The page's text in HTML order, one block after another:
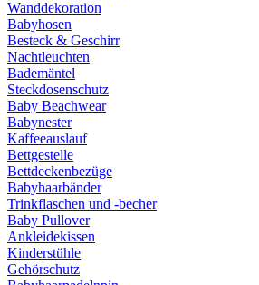
Wanddekoration
Babyhosen
Besteck & Geschirr
Nachtleuchten
Bademäntel
Steckdosenschutz
Baby Beachwear
Babynester
Kaffeeauslauf
Bettgestelle
Bettdeckenbezüge
Babyhaarbänder
Trinkflaschen und -becher
Baby Pullover
Ankleidekissen
Kinderstühle
Gehörschutz